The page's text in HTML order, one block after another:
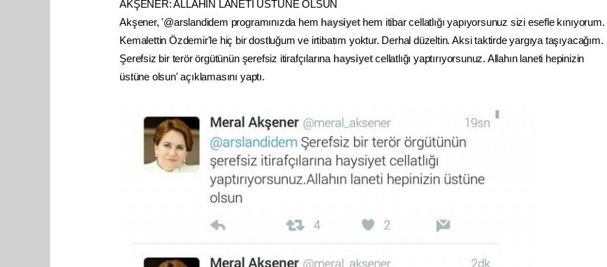
AKŞENER: ALLAHIN LANETİ ÜSTÜNE OLSUN
Akşener, '@arslandidem programınızda hem haysiyethem itibar cellatlığı yapıyorsunuz sizi esefle kınıyorum.
Kemalettin Özdemir'le hiç bir dostluğum ve irtibatım yoktur. Derhal düzeltin. Aksi taktirde yargıya taşıyacağım.
Şerefsiz bir terör örgütünün şerefsiz itirafçılarına haysiyetcellatlığı yaptırıyorsunuz. Allahın laneti hepinizin
üstüne olsun' açıklamasını yaptı.